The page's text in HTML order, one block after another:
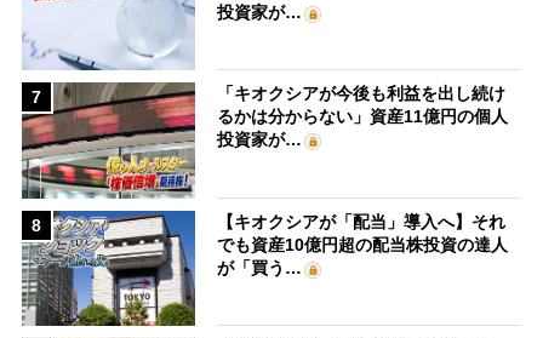
投資家が…
7
「キオクシアが今後も利益を出し続け
るかは分からない」資産11億円の個人
投資家が…
8
【キオクシアが「配当」導入へ】それ
でも資産10億円超の配当株投資の達人
が「買う…